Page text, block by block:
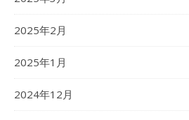
2025年2月
2025年1月
2024年12月